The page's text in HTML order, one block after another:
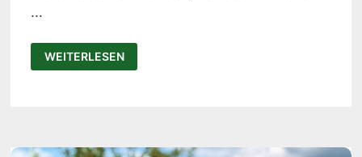
…
WYBOT
POOLREINIGUNGSROBOTER
–
WEITERLESEN